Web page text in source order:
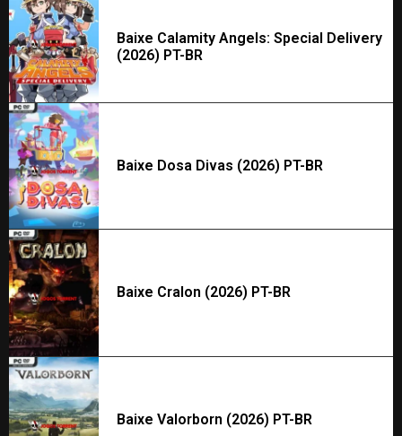
Baixe Calamity Angels: Special Delivery
(2026) PT-BR
Baixe Dosa Divas (2026) PT-BR
Baixe Cralon (2026) PT-BR
Baixe Valorborn (2026) PT-BR